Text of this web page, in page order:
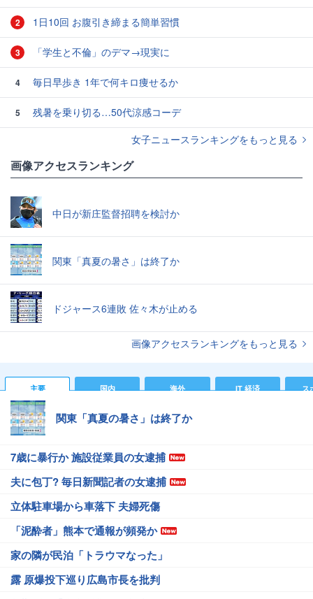
2 1日10回 お腹引き締まる簡単習慣
3 「学生と不倫」のデマ→現実に
4 毎日早歩き 1年で何キロ痩せるか
5
残暑を乗り切る…50代涼感コーデ
女子ニュースランキングをもっと見る
画像アクセスランキング
中日が新庄監督招聘を検討か
関東「真夏の暑さ」は終了か
ドジャース6連敗 佐々木が止める
画像アクセスランキングをもっと見る
主要 国内 海外 IT 経済 ス
関東「真夏の暑さ」は終了か
7歳に暴行か 施設従業員の女逮捕
夫に包丁? 毎日新聞記者の女逮捕
立体駐車場から車落下 夫婦死傷
「泥酔者」熊本で通報が頻発か
家の隣が民泊「トラウマなった」
露 原爆投下巡り広島市長を批判